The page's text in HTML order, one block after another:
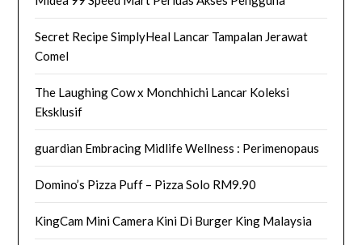
Secret Recipe SimplyHeal Lancar Tampalan Jerawat
Comel
The Laughing Cow x Monchhichi Lancar Koleksi
Eksklusif
guardian Embracing Midlife Wellness : Perimenopaus
Domino’s Pizza Puff – Pizza Solo RM9.90
KingCam Mini Camera Kini Di Burger King Malaysia